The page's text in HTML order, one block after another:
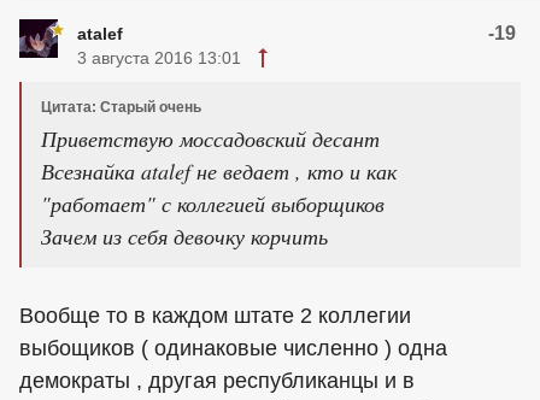
atalef -19
3 августа 2016 13:01
Цитата: Старый очень
Приветствую моссадовский десант
Всезнайка atalef не ведает , кто и как
"работает" с коллегией выборщиков
Зачем из себя девочку корчить
Вообще то в каждом штате 2 коллегии
выбощиков ( одинаковые численно ) одна
демократы , другая республиканцы и в